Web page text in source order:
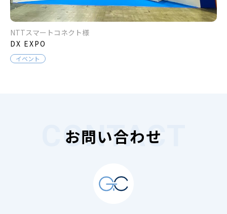
NTTスマートコネクト様
DX EXPO
イベント
お問い合わせ